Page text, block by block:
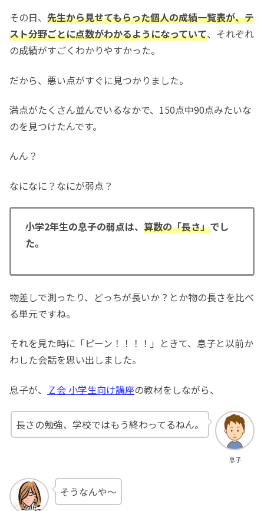
その日、 先生から見せてもらった個人の成績一覧表が、テ
スト分野ごとに点数がわかるようになっていて、それぞれ
の成績がすごくわかりやすかった。
だから、悪い点がすぐに見つかりました。
満点がたくさん並んでいるなかで、150点中90点みたいな
のを見つけたんです。
んん？
なになに？なにが弱点？
小学2年生の息子の弱点は、 算数の「長さ」でし
た。
物差しで測ったり、どっちが長いか？とか物の長さを比べ
る単元ですね。
それを見た時に「ピーン！！！！」ときて、息子と以前か
わした会話を思い出しました。
息子が、 Ｚ会 小学生向け講座の教材をしながら、
息子
長さの勉強、学校ではもう終わってるねん。
そうなんや〜